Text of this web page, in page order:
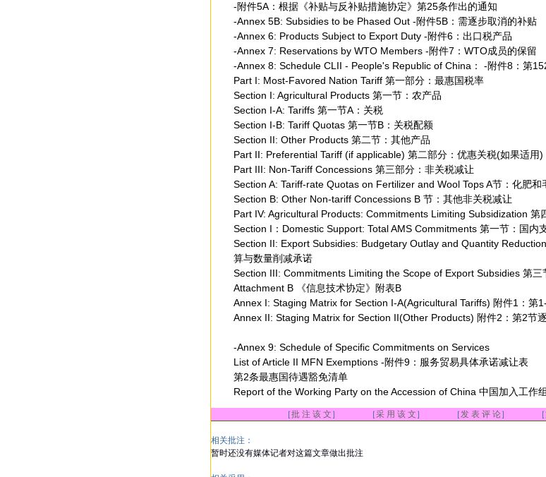
-附件5A：根据《补贴与反补贴措施协定》第25条作出的通知
-Annex 5B: Subsidies to be Phased Out -附件5B：需逐步取消的补贴
-Annex 6: Products Subject to Export Duty -附件6：出口税产品
-Annex 7: Reservations by WTO Members -附件7：WTO成员的保留
-Annex 8: Schedule CLII - People's Republic of China： -附件8：第
Part I: Most-Favored Nation Tariff 第一部分：最惠国税率
Section I: Agricultural Products 第一节：农产品
Section I-A: Tariffs 第一节A：关税
Section I-B: Tariff Quotas 第一节B：关税配额
Section II: Other Products 第二节：其他产品
Part II: Preferential Tariff (if applicable) 第二部分：优惠关税(如果适用)
Part III: Non-Tariff Concessions 第三部分：非关税减让
Section A: Tariff-rate Quotas on Fertilizer and Wool Tops A节：化肥和
Section B: Other Non-tariff Concessions B 节：其他非关税减让
Part IV: Agricultural Products: Commitments Limiting Subsidization 第
Section I：Domestic Support: Total AMS Commitments 第一节：国内
Section II: Export Subsidies: Budgetary Outlay and Quantity
算与数量削减承诺
Section III: Commitments Limiting the Scope of Export Subsidies 第三
Attachment B 《信息技术协定》附表B
Annex I: Staging Matrix for Section I-A(Agricultural Tariffs) 附件1：第
Annex II: Staging Matrix for Section II(Other Products) 附件2：第2节
-Annex 9: Schedule of Specific Commitments on Services
List of Article II MFN Exemptions -附件9：服务贸易具体承诺减让表
第2条最惠国待遇豁免清单
Report of the Working Party on the Accession of China 中国加入工作
［批 注 该 文 ］ ［采 用 该 文 ］ ［发 表 评 论］ ［
相关批注：
暂时还没有媒体记者对这篇文章做出批注